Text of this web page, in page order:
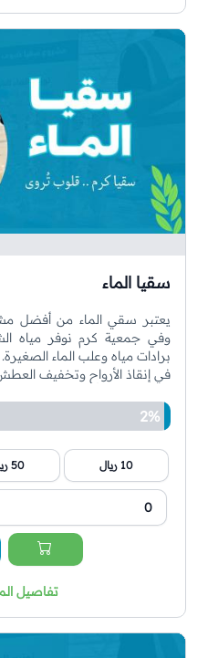
سقيا الماء
يعتبر سقي الماء من أفضل
وفي جمعية كرم نوفر مياه
برادات مياه وعلب الماء
في إنقاذ الأرواح وتخفيف
2%
10 ريال 50 ريال
تفاصيل